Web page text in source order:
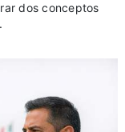
dos conceptos